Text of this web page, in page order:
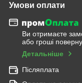
Умови оплати
Ви отримаєте
або гроші
Детальніше
Післяплата